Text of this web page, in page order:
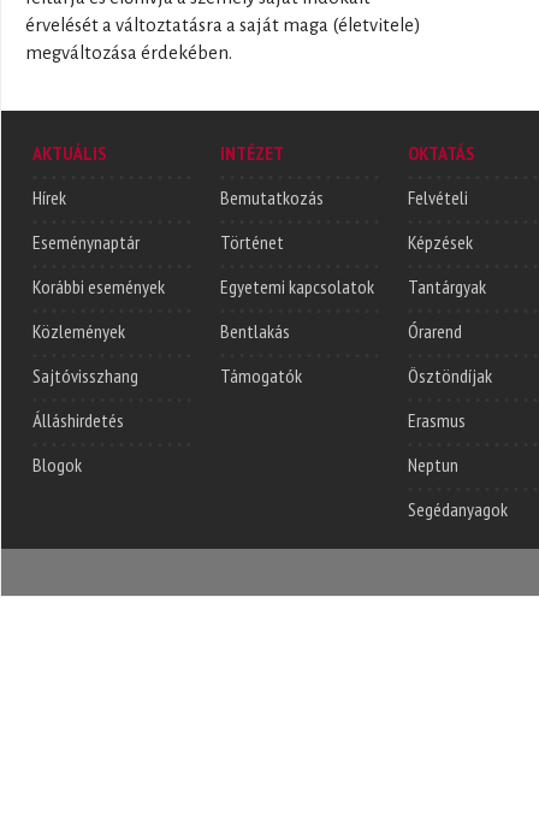
érvelését a változtatásra a saját maga (életvitele)
megváltozása érdekében.
AKTUÁLIS
Hírek
Eseménynaptár
Korábbi események
Közlemények
Sajtóvisszhang
Álláshirdetés
Blogok
INTÉZET
Bemutatkozás
Történet
Egyetemi kapcsolatok
Bentlakás
Támogatók
OKTATÁS
Felvételi
Képzések
Tantárgyak
Órarend
Ösztöndíjak
Erasmus
Neptun
Segédanyagok